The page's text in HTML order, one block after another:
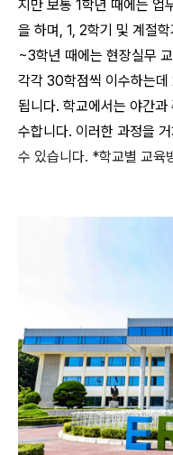
지만 보통 1학년 때에는 업
을 하며, 1, 2학기 및 계절
~3학년 때에는 현장실무
각각 30학점씩 이수하는데
됩니다. 학교에서는 야간과
수합니다. 이러한 과정을
수 있습니다. *학교별 교육